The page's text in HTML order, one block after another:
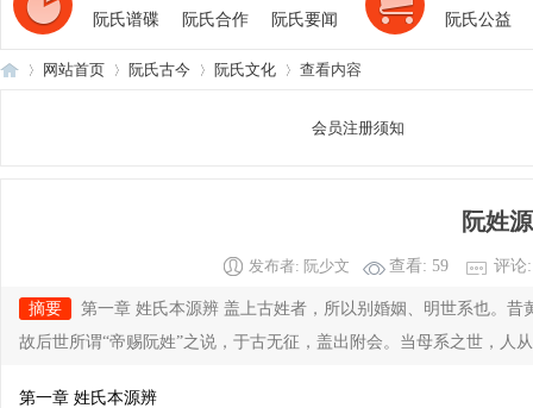
阮氏谱碟
阮氏合作 阮氏要闻
阮氏公益
网站首页 阮氏古今 阮氏文化 查看内容
会员注册须知
阮姓
发布者: 阮少文 查看: 59 评
摘要
第一章 姓氏本源辨 盖上古姓者，所以别婚姻、明世系也。
故后世所谓“帝赐阮姓”之说，于古无征，盖出附会。当母系之世，人
第一章 姓氏本源辨